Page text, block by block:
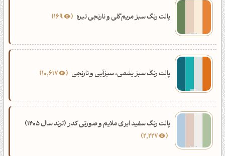
پالت رنگ سبز مریم‌گلی و نارنجی تیره 169
پالت رنگ سبز یشمی، سبزآبی و نارنجی 10,617
پالت رنگ سفید ابری ملایم و صورتی کدر (ترند سال 1405)
2,227